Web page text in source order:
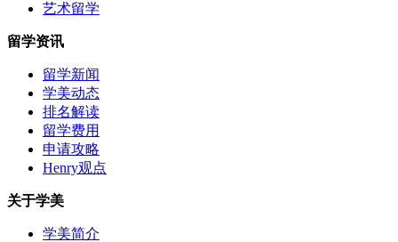
艺术留学
留学资讯
留学新闻
学美动态
排名解读
留学费用
申请攻略
Henry观点
关于学美
学美简介